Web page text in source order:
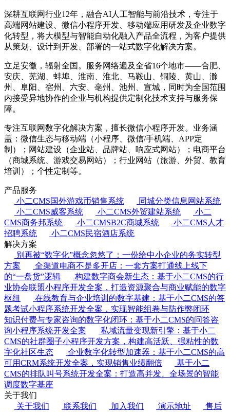
深耕互联网行业12年，融合AI人工智能与前沿技术，专注于
高端网站建设、微信小程序开发、移动端应用研发及企业数字
化转型，将大模型与智能自动化融入产品全流程，为客户提供
从策划、设计到开发、部署的一站式数字化解决方案。
立足安徽，辐射全国。服务网络遍及全省16个地市——合肥、
安庆、芜湖、蚌埠、淮南、淮北、马鞍山、铜陵、黄山、滁
州、阜阳、宿州、六安、亳州、池州、宣城，同时为全国范围
内接受异地协作的企业与机构提供定制化技术支持与服务保
障。
专注互联网数字化解决方案，擅长微信小程序开发。业务涵
盖：微信生态与移动端（小程序、微信/手机端、APP定
制）；网站建设（企业站、品牌站、响应式网站）；电商平台
（商城系统、游戏交易网站）；行业网站（旅游、外贸、教育
培训）；个性定制等。
产品服务
小二CMS国外游戏币销售系统
同城分类信息网站系统
小二CMS威客系统
小二CMS外贸建站系统
小二
CMS商务邦系统
小二CMSB2C商城系统
小二CMS人才
招聘系统
小二CMS民宿酒店系统
解决方案
别再被“数字化”概念忽悠了：一份给中小企业的务实转型
方案
全渠道电商不是多开店：一套方案打通线上线下
的“一盘货”逻辑
构建数字商会新生态：基于小二CMS的行
业协会联盟小程序开发全案，打造资源聚合与商业赋能的数字
枢纽
在线教育与企业培训的数字基建：基于小二CMS的答
题考试小程序系统开发全案，实现智能组卷与防作弊闭环
知识付费与专家咨询的数字化闭环：基于小二CMS的问答咨
询小程序系统开发全案
私域流量变现新引擎：基于小二
CMS的社群圈子小程序开发方案，构建高活跃、强粘性的数
字化社区生态
企业数字化转型加速器：基于小二CMS的高
可用CRM系统开发全案，实现销售业绩翻倍
基于小二
CMS的排队叫号系统开发全案：打造高并发、全场景的智能
调度数字基座
关于我们
关于我们
联系我们 加入我们 演示地址
售后